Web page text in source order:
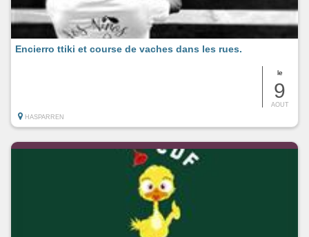
le
9
AOUT
Encierro ttiki et course de vaches dans les rues.
HASPARREN